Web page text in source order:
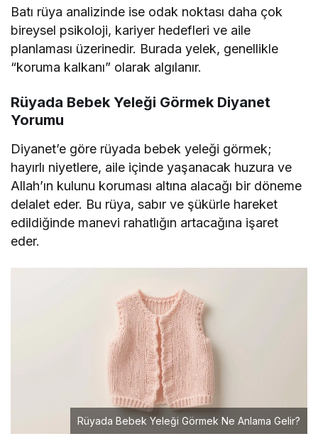
Batı rüya analizinde ise odak noktası daha çok
bireysel psikoloji, kariyer hedefleri ve aile
planlaması üzerinedir. Burada yelek, genellikle
“koruma kalkanı” olarak algılanır.
Rüyada Bebek Yeleği Görmek Diyanet
Yorumu
Diyanet’e göre rüyada bebek yeleği görmek;
hayırlı niyetlere, aile içinde yaşanacak huzura ve
Allah’ın kulunu koruması altına alacağı bir döneme
delalet eder. Bu rüya, sabır ve şükürle hareket
edildiğinde manevi rahatlığın artacağına işaret
eder.
Rüyada Bebek Yeleği Görmek Ne Anlama Gelir?